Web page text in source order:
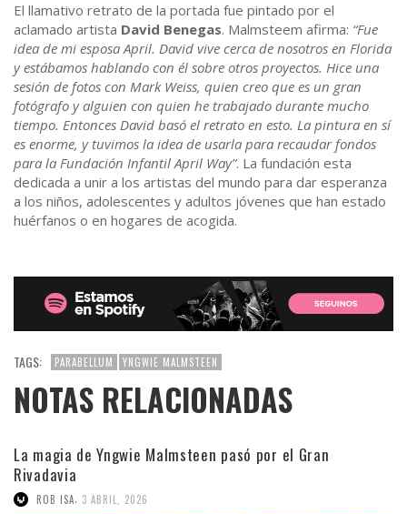
El llamativo retrato de la portada fue pintado por el
aclamado artista David Benegas. Malmsteem afirma: “Fue
idea de mi esposa April. David vive cerca de nosotros en Florida
y estábamos hablando con él sobre otros proyectos. Hice una
sesión de fotos con Mark Weiss, quien creo que es un gran
fotógrafo y alguien con quien he trabajado durante mucho
tiempo. Entonces David basó el retrato en esto. La pintura en sí
es enorme, y tuvimos la idea de usarla para recaudar fondos
para la Fundación Infantil April Way”. La fundación esta
dedicada a unir a los artistas del mundo para dar esperanza
a los niños, adolescentes y adultos jóvenes que han estado
huérfanos o en hogares de acogida.
TAGS: PARABELLUM YNGWIE MALMSTEEN
NOTAS RELACIONADAS
La magia de Yngwie Malmsteen pasó por el Gran
Rivadavia
ROB ISA, 3 ABRIL, 2026